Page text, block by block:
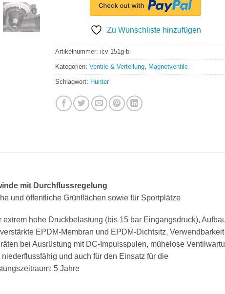
Zu Wunschliste hinzufügen
Artikelnummer: icv-151g-b
Kategorien: Ventile & Verteilung, Magnetventile
Schlagwort: Hunter
mit Durchflussregelung
und öffentliche Grünflächen sowie für Sportplätze
hohe Druckbelastung (bis 15 bar Eingangsdruck),
EPDM-Membran und EPDM-Dichtsitz, Verwendbarkeit
bei Ausrüstung mit DC-Impulsspulen, mühelose
und auch für den Einsatz für die
5 Jahre